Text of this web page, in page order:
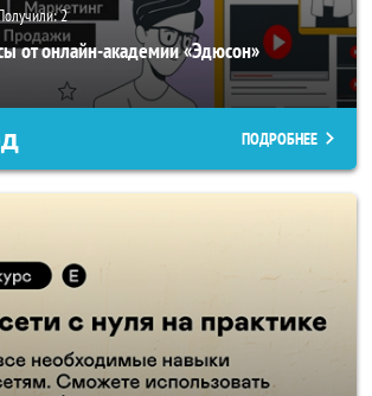
2
от онлайн-академии «Эдюсон»
ПОДРОБНЕЕ